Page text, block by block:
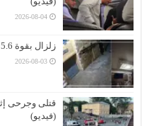
2026-08-04
زلزال بقوة 5.6 درجات شمال شرق شرم الشيخ بمصر
2026-08-03
قتلى وجرحى
(فيديو)